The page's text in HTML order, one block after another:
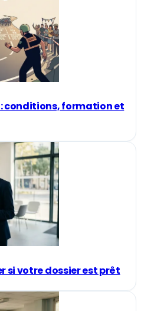
conditions, formation et
si votre dossier est prêt